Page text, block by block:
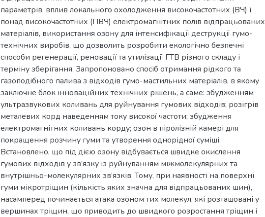
параметрів, вплив локального охолодження високочастотних (ВЧ) і
понад високочастотних (ПВЧ) електромагнітних полів відпрацьованих
матеріалів, використання озону для інтенсифікації деструкції гумо-
технічних виробів, що дозволить розробити екологічно безпечні
способи регенерації, реновації та утилізації ГТВ різного складу і
терміну зберігання. Запропоновано спосіб отримання рідкого та
газоподібного палива з відходів гумо-мастильних матеріалів, в якому
заключне блок інноваційних технічних рішень, а саме: збудженням
ультразвукових коливань для руйнування гумових відходів; розігрів
металевих корд наведенням току високої частоти; збудження
електромагнітних коливань корду; озон в піролізній камері для
покращення розчину гуми та утворення однорідної суміші.
Встановлено, що під дією озону відбувається швидке окислення
гумових відходів у зв’язку із руйнуванням міжмолекулярних та
внутрішньо-молекулярних зв’язків. Тому, при наявності на поверхні
гуми мікротріщин (кількість яких значна для відпрацьованих шин),
насамперед починається атака озоном тих молекул, які розташовані у
вершинах тріщин, що приводить до швидкого розростання тріщин і